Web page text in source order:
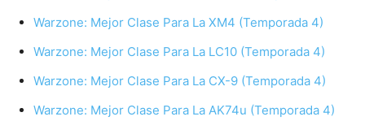
Warzone: Mejor Clase Para La XM4 (Temporada 4)
Warzone: Mejor Clase Para La LC10 (Temporada 4)
Warzone: Mejor Clase Para La CX-9 (Temporada 4)
Warzone: Mejor Clase Para La AK74u (Temporada 4)